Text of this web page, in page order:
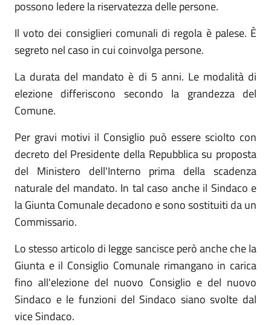
possono ledere la riservatezza delle persone.
Il voto dei consiglieri comunali di regola è palese. È
segreto nel caso in cui coinvolga persone.
La durata del mandato è di 5 anni. Le modalità di
elezione differiscono secondo la grandezza del
Comune.
Per gravi motivi il Consiglio può essere sciolto con
decreto del Presidente della Repubblica su proposta
del Ministero dell'Interno prima della scadenza
naturale del mandato. In tal caso anche il Sindaco e
la Giunta Comunale decadono e sono sostituiti da un
Commissario.
Lo stesso articolo di legge sancisce però anche che la
Giunta e il Consiglio Comunale rimangano in carica
fino all'elezione del nuovo Consiglio e del nuovo
Sindaco e le funzioni del Sindaco siano svolte dal
vice Sindaco.